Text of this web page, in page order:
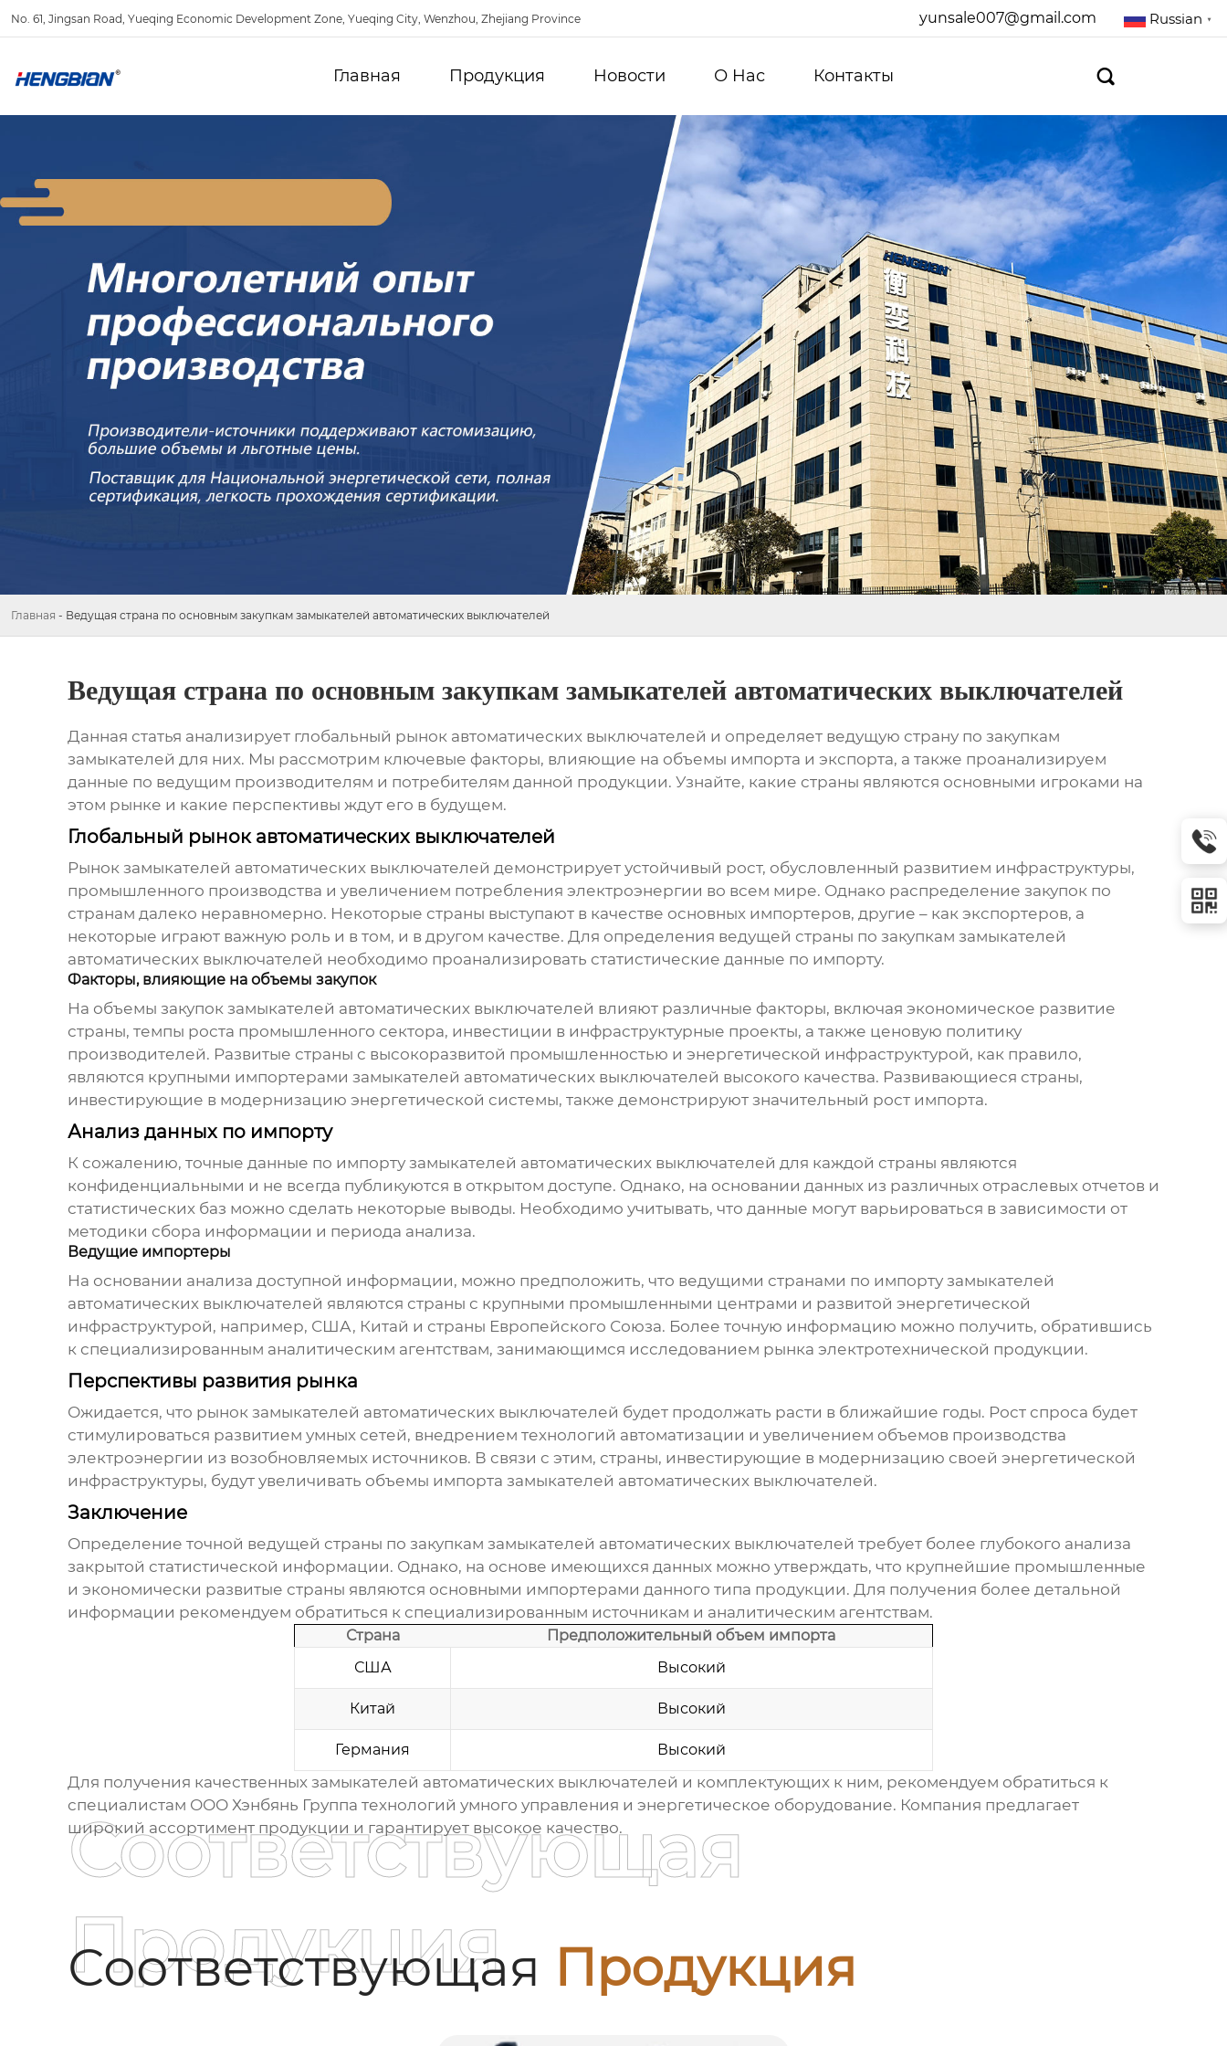
No. 61, Jingsan Road, Yueqing Economic Development Zone, Yueqing City, Wenzhou, Zhejiang Province yunsale007@gmail.com Russian ▼
Главная Продукция Новости О Hас Контакты 
Главная - Ведущая страна по основным закупкам замыкателей автоматических выключателей
Ведущая страна по основным закупкам замыкателей автоматических выключателей
Данная статья анализирует глобальный рынок автоматических выключателей и определяет ведущую страну по закупкам
замыкателей для них. Мы рассмотрим ключевые факторы, влияющие на объемы импорта и экспорта, а также проанализируем
данные по ведущим производителям и потребителям данной продукции. Узнайте, какие страны являются основными игроками на
этом рынке и какие перспективы ждут его в будущем.
Глобальный рынок автоматических выключателей
Рынок замыкателей автоматических выключателей демонстрирует устойчивый рост, обусловленный развитием инфраструктуры,
промышленного производства и увеличением потребления электроэнергии во всем мире. Однако распределение закупок по
странам далеко неравномерно. Некоторые страны выступают в качестве основных импортеров, другие – как экспортеров, а
некоторые играют важную роль и в том, и в другом качестве. Для определения ведущей страны по закупкам замыкателей
автоматических выключателей необходимо проанализировать статистические данные по импорту.
Факторы, влияющие на объемы закупок
На объемы закупок замыкателей автоматических выключателей влияют различные факторы, включая экономическое развитие
страны, темпы роста промышленного сектора, инвестиции в инфраструктурные проекты, а также ценовую политику
производителей. Развитые страны с высокоразвитой промышленностью и энергетической инфраструктурой, как правило,
являются крупными импортерами замыкателей автоматических выключателей высокого качества. Развивающиеся страны,
инвестирующие в модернизацию энергетической системы, также демонстрируют значительный рост импорта.
Анализ данных по импорту
К сожалению, точные данные по импорту замыкателей автоматических выключателей для каждой страны являются
конфиденциальными и не всегда публикуются в открытом доступе. Однако, на основании данных из различных отраслевых отчетов и
статистических баз можно сделать некоторые выводы. Необходимо учитывать, что данные могут варьироваться в зависимости от
методики сбора информации и периода анализа.
Ведущие импортеры
На основании анализа доступной информации, можно предположить, что ведущими странами по импорту замыкателей
автоматических выключателей являются страны с крупными промышленными центрами и развитой энергетической
инфраструктурой, например, США, Китай и страны Европейского Союза. Более точную информацию можно получить, обратившись
к специализированным аналитическим агентствам, занимающимся исследованием рынка электротехнической продукции.
Перспективы развития рынка
Ожидается, что рынок замыкателей автоматических выключателей будет продолжать расти в ближайшие годы. Рост спроса будет
стимулироваться развитием умных сетей, внедрением технологий автоматизации и увеличением объемов производства
электроэнергии из возобновляемых источников. В связи с этим, страны, инвестирующие в модернизацию своей энергетической
инфраструктуры, будут увеличивать объемы импорта замыкателей автоматических выключателей.
Заключение
Определение точной ведущей страны по закупкам замыкателей автоматических выключателей требует более глубокого анализа
закрытой статистической информации. Однако, на основе имеющихся данных можно утверждать, что крупнейшие промышленные
и экономически развитые страны являются основными импортерами данного типа продукции. Для получения более детальной
информации рекомендуем обратиться к специализированным источникам и аналитическим агентствам.
Страна
Предположительный объем импорта
США
Высокий
Китай Высокий
Германия Высокий
Для получения качественных замыкателей автоматических выключателей и комплектующих к ним, рекомендуем обратиться к
специалистам ООО Хэнбянь Группа технологий умного управления и энергетическое оборудование. Компания предлагает
широкий ассортимент продукции и гарантирует высокое качество.
Соответствующая Продукция
Соответствующая
Продукция